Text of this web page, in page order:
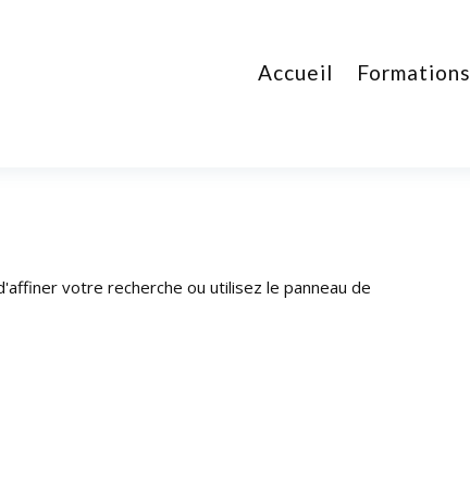
Accueil Formations
votre recherche ou utilisez le panneau de